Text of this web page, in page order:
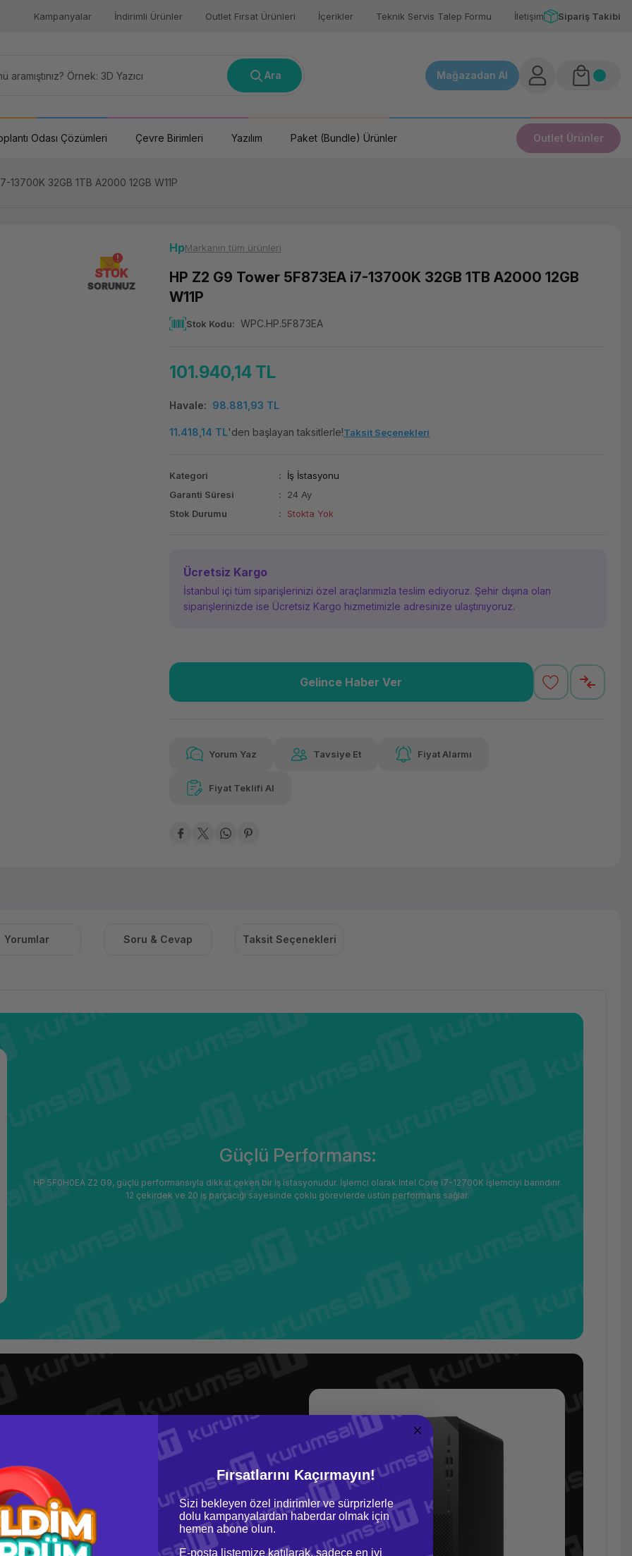
Kampanyalar İndirimli Ürünler Outlet Fırsat Ürünleri İçerikler Teknik Servis Talep Formu İletişim Sipariş Takibi
Ara Mağazadan Al
Odası Çözümleri Çevre Birimleri Yazılım Paket (Bundle) Ürünler Outlet Ürünler
13700K 32GB 1TB A2000 12GB W11P
STOK
SORUNUZ
HpMarkanın tüm ürünleri
HP Z2 G9 Tower 5F873EA i7-13700K 32GB 1TB A2000 12GB
W11P
Stok Kodu WPC.HP.5F873EA
101.940,14 TL
Havale 98.881,93 TL
11.418,14 TL'den başlayan taksitlerle!Taksit Seçenekleri
Kategori
İş İstasyonu
Garanti Süresi
24 Ay
Stok Durumu
Stokta Yok
Ücretsiz Kargo
İstanbul içi tüm siparişlerinizi özel araçlarımızla teslim ediyoruz. Şehir dışına olan
siparişlerinizde ise Ücretsiz Kargo hizmetimizle adresinize ulaştırııyoruz.
Güvenilir Alışveriş
Gelince Haber Ver
Yorum Yaz Tavsiye Et Fiyat Alarmı
Fiyat Teklifi Al
Yorumlar Soru & Cevap Taksit Seçenekleri
Güçlü Performans:
HP 5F0H0EA Z2 G9, güçlü performansıyla dikkat çeken bir iş istasyonudur. İşlemci olarak Intel Core i7-12700K işlemciyi barındırır.
12 çekirdek ve 20 iş parçacığı sayesinde çoklu görevlerde üstün performans sağlar.
Grafik İşlemleri
grafik kartı, 12GB GDDR6 belleği ve Ray Tracing teknolojisiyle
modelleme ve grafik tasarım işlerinde üstün performans sunar.
Fırsatlarını Kaçırmayın!
Sizi bekleyen özel indirimler ve sürprizlerle
dolu kampanyalardan haberdar olmak için
hemen abone olun.
E-posta listemize katılarak, sadece en iyi